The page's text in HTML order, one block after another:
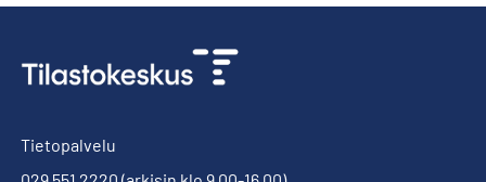
Tietopalvelu